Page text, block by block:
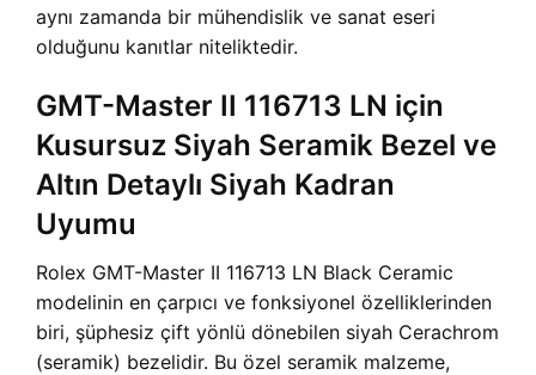
aynı zamanda bir mühendislik ve sanat eseri
olduğunu kanıtlar niteliktedir.
GMT-Master II 116713 LN için
Kusursuz Siyah Seramik Bezel ve
Altın Detaylı Siyah Kadran
Uyumu
Rolex GMT-Master II 116713 LN Black Ceramic
modelinin en çarpıcı ve fonksiyonel özelliklerinden
biri, şüphesiz çift yönlü dönebilen siyah Cerachrom
(seramik) bezelidir. Bu özel seramik malzeme,